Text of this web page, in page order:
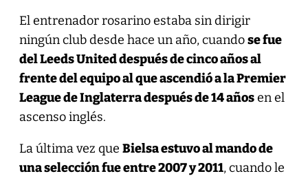
El entrenador rosarino estaba sin dirigir
ningún club desde hace un año, cuandose fue
del Leeds United después de cinco años al
frente del equipo al que ascendió a la Premier
League de Inglaterra después de 14 añosen el
ascenso inglés.
La última vez que Bielsa estuvo al mando de
una selección fue entre 2007 y 2011, cuando le